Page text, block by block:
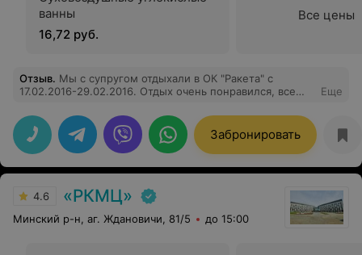
ванны
16,72 руб.
Все цены
Отзыв. Мы с супругом отдыхали в ОК "Ракета" с
17.02.2016-29.02.2016. Отдых очень понравился, все
давно не встречала такого. Моя оценка 5+. Питание
тоже очень хорошее. Огромное спасибо всем
работникам "Ракеты" и наша благодарность за теплоту
и хорошо организованный отдых, обязательно приедем
еще! Всем удачи!
Еще
Забронировать
4.6 «РКМЦ»
Минский р-н, аг. Ждановичи, 81/5 до 15:00